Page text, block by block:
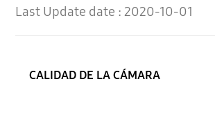
Last Update date :2020-10-01
CALIDAD DE LA CÁMARA